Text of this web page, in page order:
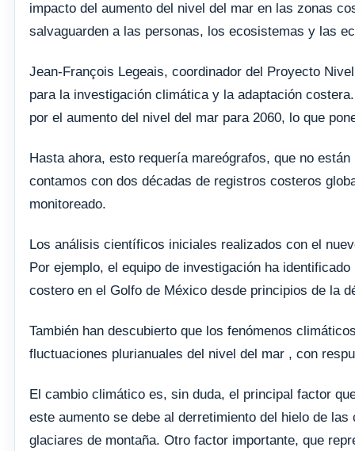
impacto del aumento del nivel del mar en las zonas
salvaguarden a las personas, los ecosistemas y las
Jean-François Legeais, coordinador del Proyecto
para la investigación climática y la adaptación
por el aumento del nivel del mar para 2060, lo que
Hasta ahora, esto requería mareógrafos, que no
contamos con dos décadas de registros costeros
monitoreado.
Los análisis científicos iniciales realizados con el
Por ejemplo, el equipo de investigación ha
costero en el Golfo de México desde principios de la
También han descubierto que los fenómenos
fluctuaciones plurianuales del nivel del mar , con
El cambio climático es, sin duda, el principal factor
este aumento se debe al derretimiento del hielo de
glaciares de montaña. Otro factor importante, que